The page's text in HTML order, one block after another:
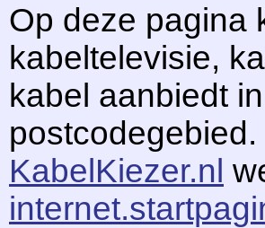
Op deze pagina
kabeltelevisie,
kabel aanbiedt
postcodegebied.
KabelKiezer.nl